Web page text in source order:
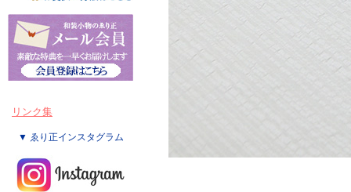
リンク集
▼ ゑり正インスタグラム